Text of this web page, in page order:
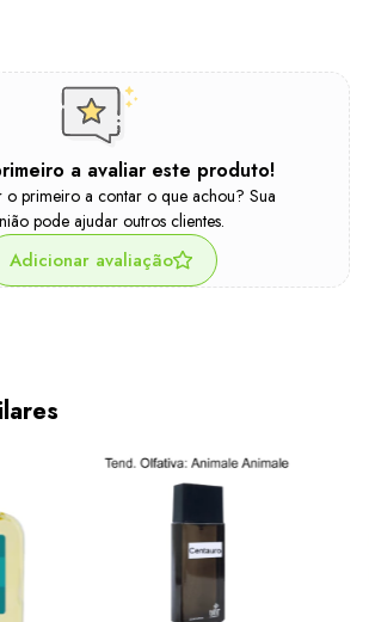
a avaliar este produto!
o primeiro a contar o que achou? Sua
pode ajudar outros clientes.
Adicionar avaliação